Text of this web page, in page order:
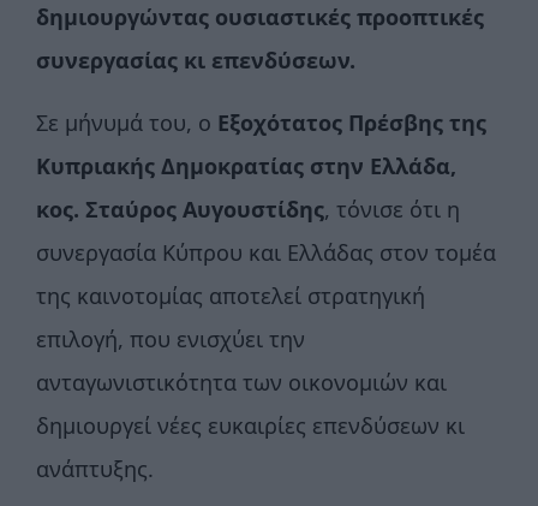
δημιουργώντας ουσιαστικές προοπτικές
συνεργασίας κι επενδύσεων.
Σε μήνυμά του, ο Εξοχότατος Πρέσβης της
Κυπριακής Δημοκρατίας στην Ελλάδα,
κος. Σταύρος Αυγουστίδης, τόνισε ότι η
συνεργασία Κύπρου και Ελλάδας στον τομέα
της καινοτομίας αποτελεί στρατηγική
επιλογή, που ενισχύει την
ανταγωνιστικότητα των οικονομιών και
δημιουργεί νέες ευκαιρίες επενδύσεων κι
ανάπτυξης.